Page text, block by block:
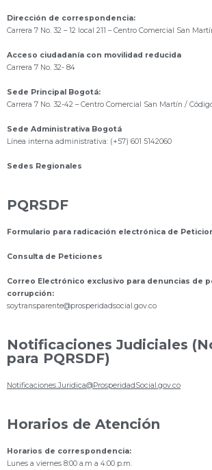
Dirección de correspondencia:
Carrera 7 No. 32 – 12 local 211 – Centro Comercial San
Acceso ciudadanía con movilidad reducida
Carrera 7 No. 32- 84
Sede Principal Bogotá:
Carrera 7 No. 32-42 – Centro Comercial San Martín / Código
Sede Administrativa Bogotá
Línea interna administrativa: (+57) 601 5142060
Sedes Regionales
PQRSDF
Formulario para radicación electrónica de
Consulta de Peticiones
Correo Electrónico exclusivo para denuncias de
corrupción:
soytransparente@prosperidadsocial.gov.co
Notificaciones Judiciales
para PQRSDF)
Notificaciones.Juridica@ProsperidadSocial.gov.co
Horarios de Atención
Horarios de correspondencia:
Lunes a viernes 8:00 a.m a 4:00 p.m.